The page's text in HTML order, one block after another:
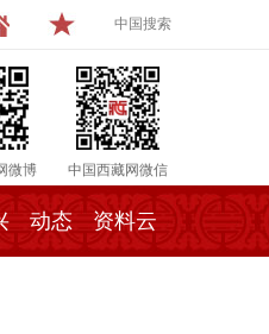
中国搜索
微博 中国西藏网微信
动态 资料云